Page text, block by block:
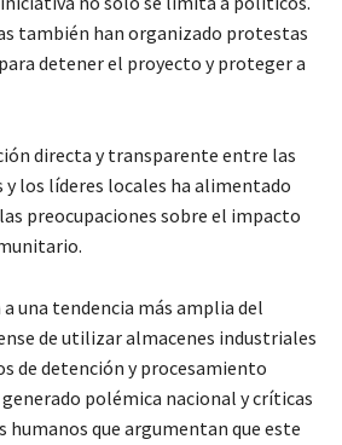
también han organizado protestas
detener el proyecto y proteger a
directa y transparente entre las
los líderes locales ha alimentado
preocupaciones sobre el impacto
una tendencia más amplia del
de utilizar almacenes industriales
de detención y procesamiento
polémica nacional y críticas
humanos que argumentan que este